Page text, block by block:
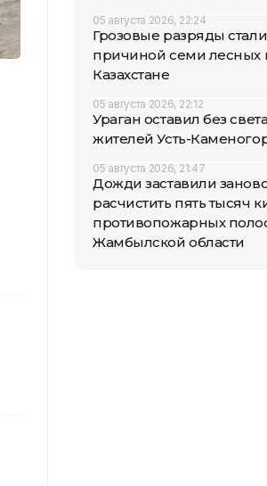
05 августа 2026, 22:24
Грозовые разряды стали
причиной семи лесных
Казахстане
05 августа 2026, 22:12
Ураган оставил без
жителей Усть-
05 августа 2026, 21:47
Дожди заставили
расчистить пять тысяч
противопожарных
Жамбылской области